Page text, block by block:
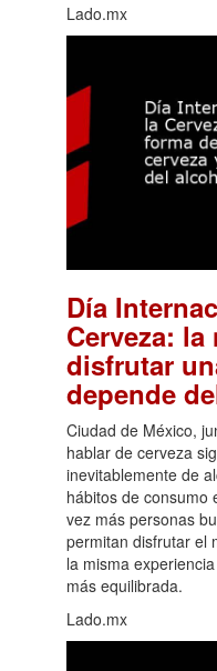
Lado.mx
Día
Cerveza:
disfrutar
depende
Ciudad de México,
hablar de cerveza
inevitablemente de
hábitos de consumo
vez más personas
permitan disfrutar el
la misma
más equilibrada.
Lado.mx